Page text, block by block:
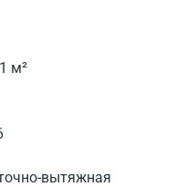
м²
вытяжная